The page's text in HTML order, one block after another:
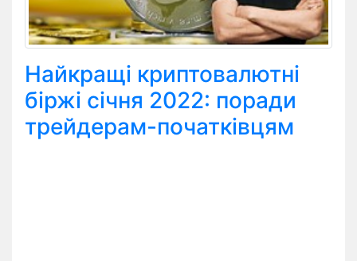
Найкращі криптовалютні
біржі січня 2022: поради
трейдерам-початківцям